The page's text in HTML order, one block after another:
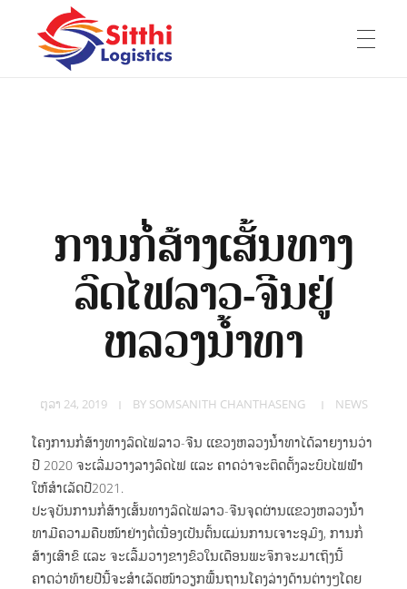
E-Book
ວິໄສທັດ ແລະ ພັນທະກິດ
ສະຖານທີ່ປະຕິບັດງານ
Supply Chain
Oil Transportation
Customs Clearance
Freight Forwarder
Container Tracking
ໂຄງການ
ການລົງທຶນ
ການກໍ່ສ້າງເສັ້ນທາງ
ລົດໄຟລາວ-ຈີນຢູ່
ຫລວງນໍ້າທາ
ຕຸລາ 24, 2019 BY SOMSANITH CHANTHASENG NEWS
ໂຄງການກໍ່ສ້າງທາງລົດໄຟລາວ-ຈີນ ແຂວງຫລວງນໍ້າທາໄດ້ລາຍງານວ່າ
ປີ 2020 ຈະເລີ່ມວາງລາງລົດໄຟ ແລະ ຄາດວ່າຈະຕິດຕັ້ງລະບົບໄຟຟ້າ
ໃຫ້ສຳເລັດປີ2021.
ປະຈຸບັນການກໍ່ສ້າງເສັ້ນທາງລົດໄຟລາວ-ຈີນຈຸດຜ່ານແຂວງຫລວງນໍ້າ
ທາມີຄວາມຄືບໜ້າຢ່າງຕໍ່ເນື່ອງເປັນຕົ້ນແມ່ນການເຈາະອຸມົງ, ການກໍ່
ສ້າງເສົາຂົ ແລະ ຈະເລີ້ມວາງຂາງຂົວໃນເດືອນພະຈິກຈະມາເຖິງນີ້
ຄາດວ່າທ້າຍປີນີ້ຈະສຳເລັດໜ້າວຽກພື້ນຖານໂຄງລ່າງດ້ານຕ່າງໆໂດຍ